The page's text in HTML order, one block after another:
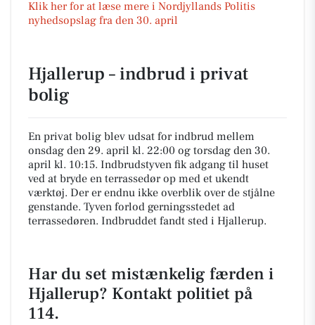
Klik her for at læse mere i Nordjyllands Politis
nyhedsopslag fra den 30. april
Hjallerup – indbrud i privat
bolig
En privat bolig blev udsat for indbrud mellem
onsdag den 29. april kl. 22:00 og torsdag den 30.
april kl. 10:15. Indbrudstyven fik adgang til huset
ved at bryde en terrassedør op med et ukendt
værktøj. Der er endnu ikke overblik over de stjålne
genstande. Tyven forlod gerningsstedet ad
terrassedøren. Indbruddet fandt sted i Hjallerup.
Har du set mistænkelig færden i
Hjallerup? Kontakt politiet på
114.